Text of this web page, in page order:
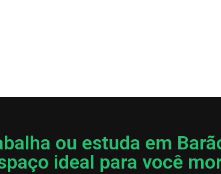
ou estuda em
ideal para você